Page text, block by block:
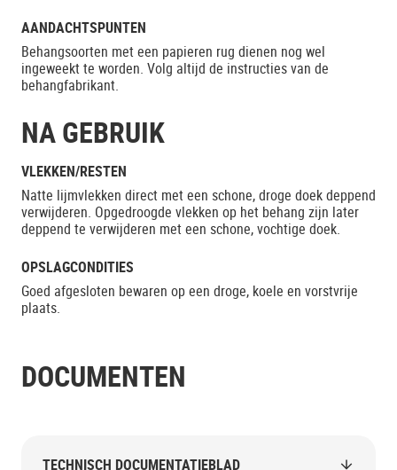
AANDACHTSPUNTEN
Behangsoorten met een papieren rug dienen nog wel
ingeweekt te worden. Volg altijd de instructies van de
behangfabrikant.
NA GEBRUIK
VLEKKEN/RESTEN
Natte lijmvlekken direct met een schone, droge doek deppend
verwijderen. Opgedroogde vlekken op het behang zijn later
deppend te verwijderen met een schone, vochtige doek.
OPSLAGCONDITIES
Goed afgesloten bewaren op een droge, koele en vorstvrije
plaats.
DOCUMENTEN
TECHNISCH DOCUMENTATIEBLAD